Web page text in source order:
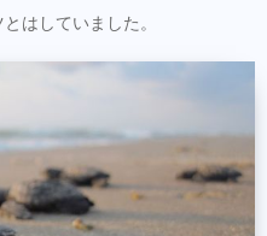
はしていました。